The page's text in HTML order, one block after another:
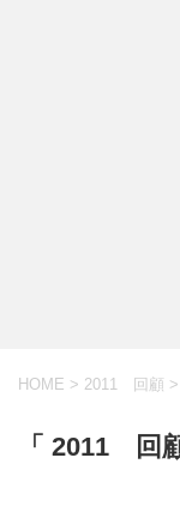
HOME > 2011 回顧 >
「 2011 回